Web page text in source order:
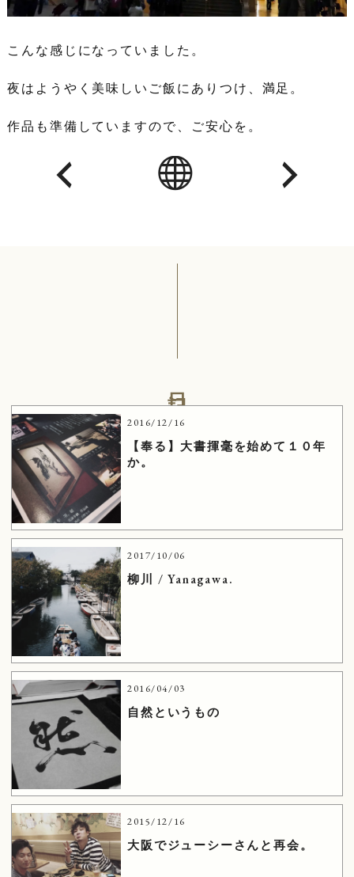
こんな感じになっていました。
夜はようやく美味しいご飯にありつけ、満足。
作品も準備していますので、ご安心を。
2016/12/16
【奉る】大書揮毫を始めて１０年
か。
2017/10/06
柳川 / Yanagawa.
2016/04/03
自然というもの
2015/12/16
大阪でジューシーさんと再会。